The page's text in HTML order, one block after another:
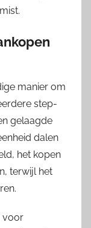
manier om
step-
gelaagde
dalen
het kopen
terwijl het
voor